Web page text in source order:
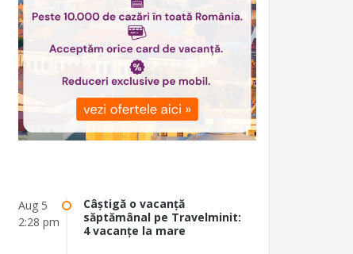
Aug 5
2:28 pm
Câștigă o vacanță
săptămânal pe Travelminit:
4 vacanțe la mare